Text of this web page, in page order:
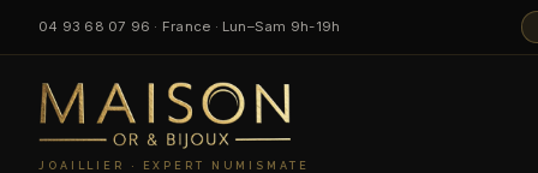
04 93 68 07 96 · France · Lun–Sam 9h-19h
JOAILLIER · EXPERT NUMISMATE